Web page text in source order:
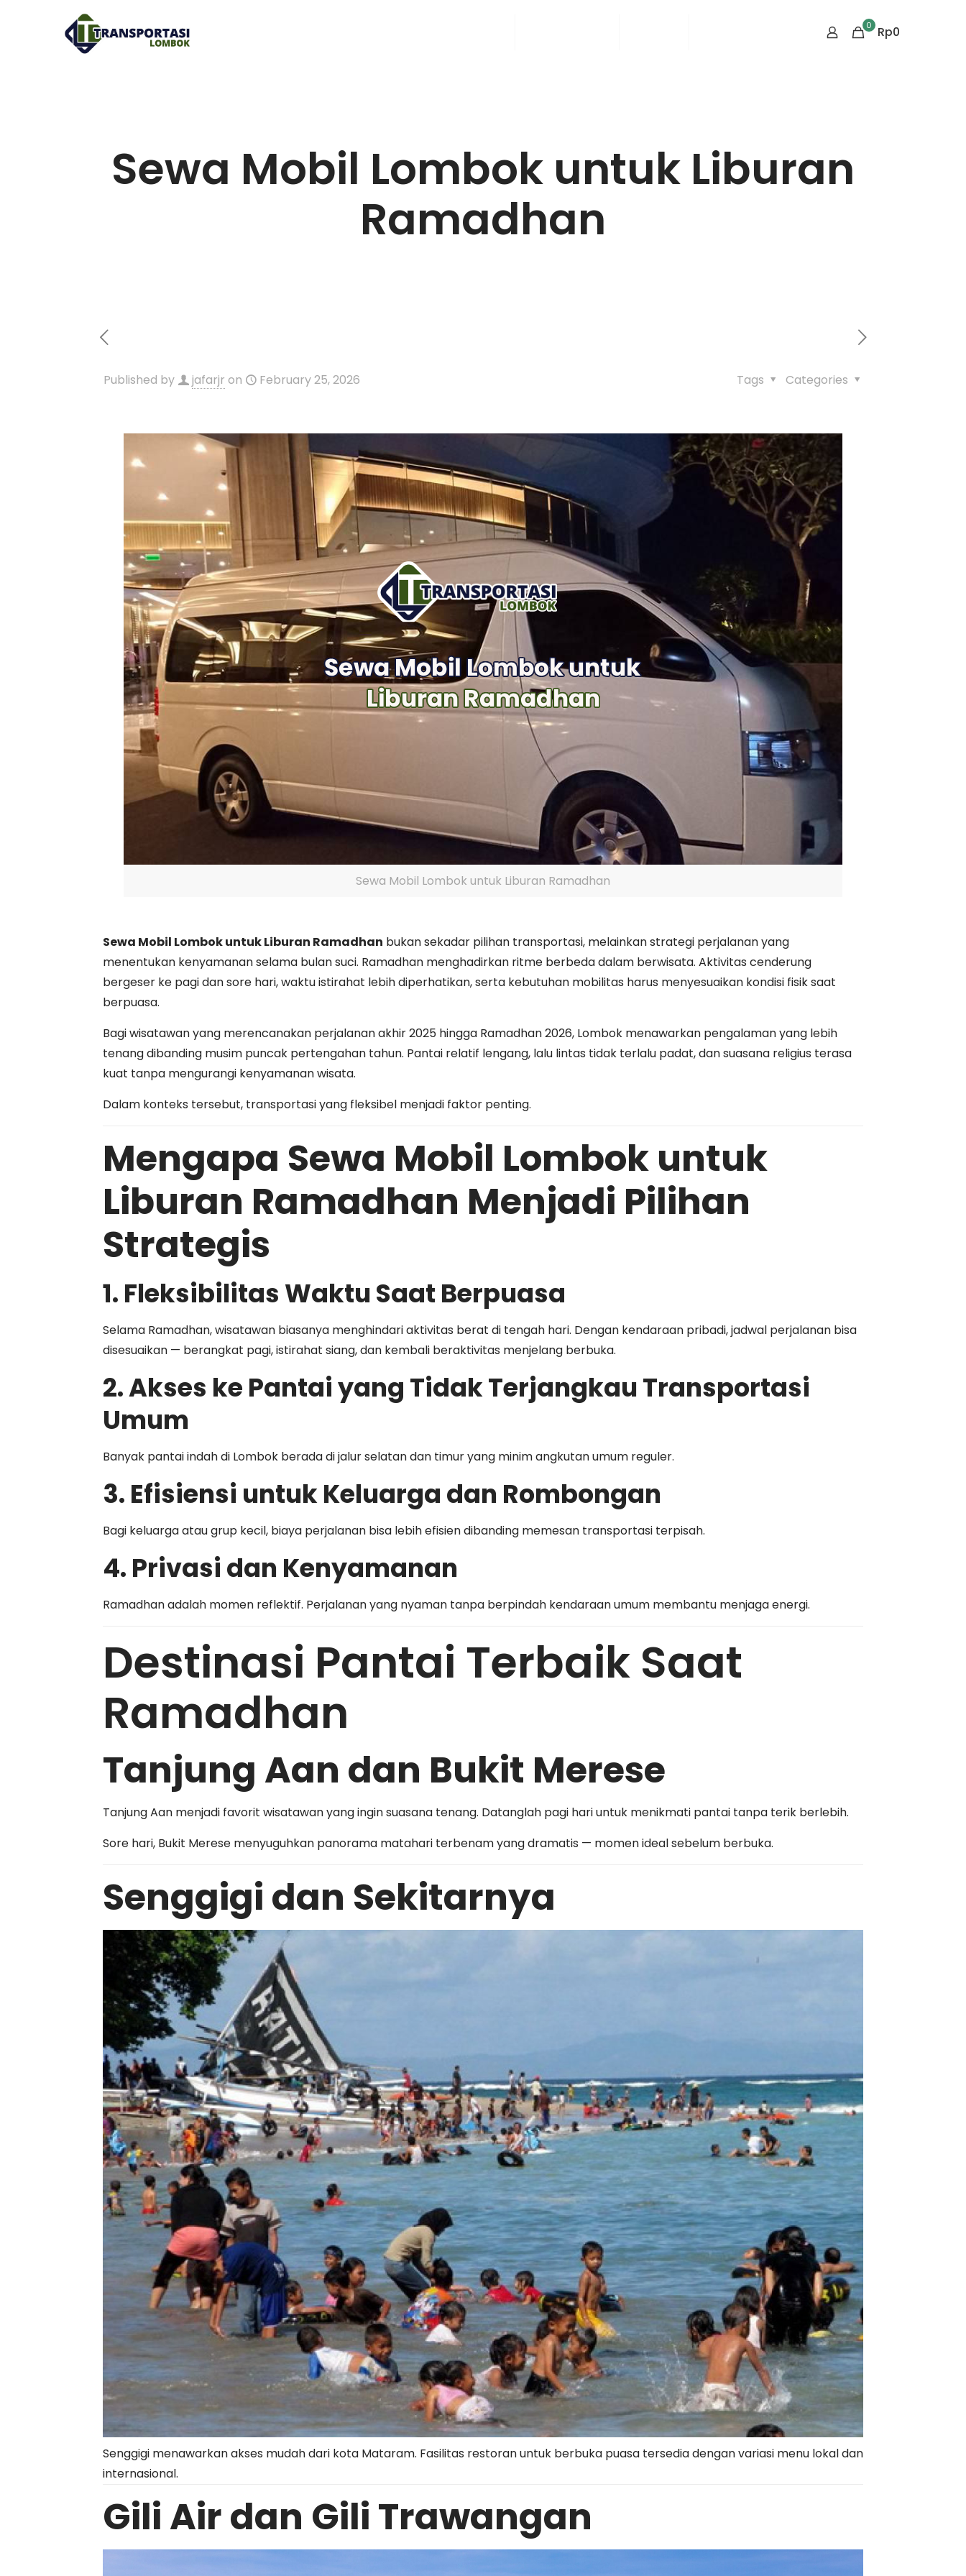
0 Rp0
Sewa Mobil Lombok untuk Liburan
Ramadhan
Published by jafarjr on February 25, 2026 Categories
Tags
Sewa Mobil Lombok untuk Liburan Ramadhan
Sewa Mobil Lombok untuk Liburan Ramadhan bukan sekadar pilihan transportasi, melainkan strategi perjalanan yang
menentukan kenyamanan selama bulan suci. Ramadhan menghadirkan ritme berbeda dalam berwisata. Aktivitas cenderung
bergeser ke pagi dan sore hari, waktu istirahat lebih diperhatikan, serta kebutuhan mobilitas harus menyesuaikan kondisi fisik saat
berpuasa.
Bagi wisatawan yang merencanakan perjalanan akhir 2025 hingga Ramadhan 2026, Lombok menawarkan pengalaman yang lebih
tenang dibanding musim puncak pertengahan tahun. Pantai relatif lengang, lalu lintas tidak terlalu padat, dan suasana religius terasa
kuat tanpa mengurangi kenyamanan wisata.
Dalam konteks tersebut, transportasi yang fleksibel menjadi faktor penting.
Mengapa Sewa Mobil Lombok untuk
Liburan Ramadhan Menjadi Pilihan
Strategis
1. Fleksibilitas Waktu Saat Berpuasa
Selama Ramadhan, wisatawan biasanya menghindari aktivitas berat di tengah hari. Dengan kendaraan pribadi, jadwal perjalanan bisa
disesuaikan — berangkat pagi, istirahat siang, dan kembali beraktivitas menjelang berbuka.
2. Akses ke Pantai yang Tidak Terjangkau Transportasi
Umum
Banyak pantai indah di Lombok berada di jalur selatan dan timur yang minim angkutan umum reguler.
3. Efisiensi untuk Keluarga dan Rombongan
Bagi keluarga atau grup kecil, biaya perjalanan bisa lebih efisien dibanding memesan transportasi terpisah.
4. Privasi dan Kenyamanan
Ramadhan adalah momen reflektif. Perjalanan yang nyaman tanpa berpindah kendaraan umum membantu menjaga energi.
Destinasi Pantai Terbaik Saat
Ramadhan
Tanjung Aan dan Bukit Merese
Tanjung Aanmenjadi favorit wisatawan yang ingin suasana tenang. Datanglah pagi hari untuk menikmati pantai tanpa terik berlebih.
Sore hari, Bukit Meresemenyuguhkan panorama matahari terbenam yang dramatis — momen ideal sebelum berbuka.
Senggigi dan Sekitarnya
Senggigimenawarkan akses mudah dari kota Mataram. Fasilitas restoran untuk berbuka puasa tersedia dengan variasi menu lokal dan
internasional.
Gili Air dan Gili Trawangan